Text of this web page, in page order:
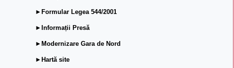
►Formular Legea 544/2001
►Informații Presă
►Modernizare Gara de Nord
►Hartă site